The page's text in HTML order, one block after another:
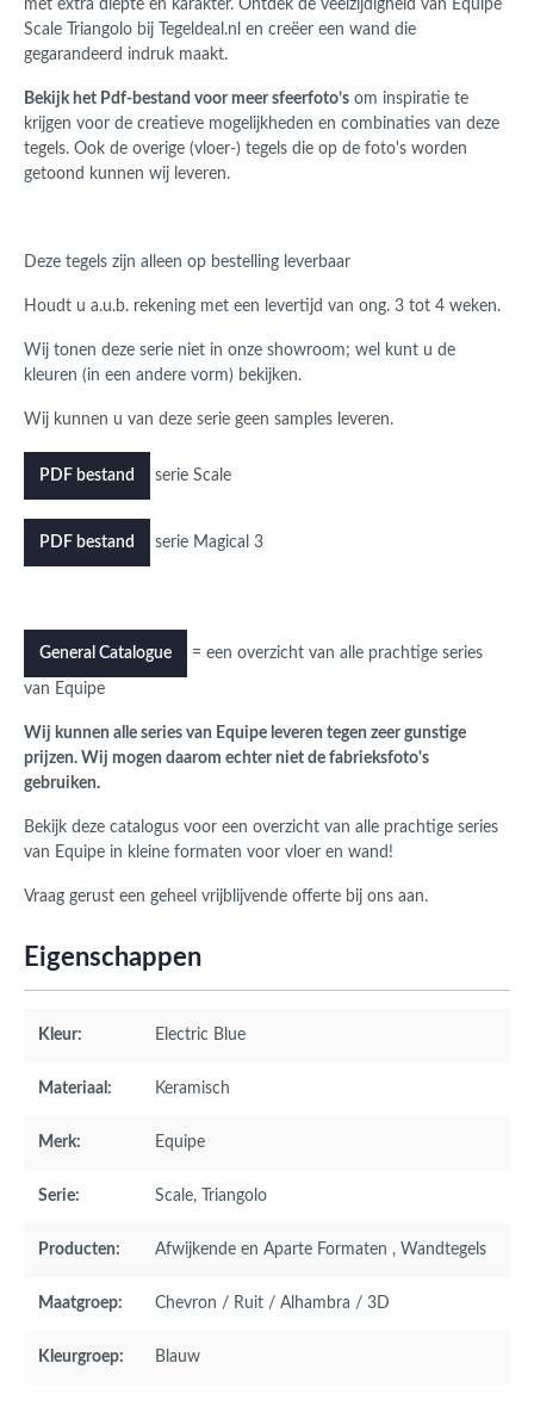
met extra diepte en karakter. Ontdek de veelzijdigheid van Equipe
Scale Triangolo bij Tegeldeal.nl en creëer een wand die
gegarandeerd indruk maakt.
Bekijk het Pdf-bestand voor meer sfeerfoto’s om inspiratie te
krijgen voor de creatieve mogelijkheden en combinaties van deze
tegels. Ook de overige (vloer-) tegels die op de foto's worden
getoond kunnen wij leveren.
Deze tegels zijn alleen op bestelling leverbaar
Houdt u a.u.b. rekening met een levertijd van ong. 3 tot 4 weken.
Wij tonen deze serie niet in onze showroom; wel kunt u de
kleuren (in een andere vorm) bekijken.
Wij kunnen u van deze serie geen samples leveren.
PDF bestand serie Scale
PDF bestand serie Magical 3
General Catalogue = een overzicht van alle prachtige series
van Equipe
Wij kunnen alle series van Equipe leveren tegen zeer gunstige
prijzen. Wij mogen daarom echter niet de fabrieksfoto's
gebruiken.
Bekijk deze catalogus voor een overzicht van alle prachtige series
van Equipe in kleine formaten voor vloer en wand!
Vraag gerust een geheel vrijblijvende offerte bij ons aan.
Eigenschappen
Kleur: Electric Blue
Materiaal: Keramisch
Merk: Equipe
Serie: Scale, Triangolo
Producten: Afwijkende en Aparte Formaten , Wandtegels
Maatgroep: Chevron / Ruit / Alhambra / 3D
Kleurgroep: Blauw